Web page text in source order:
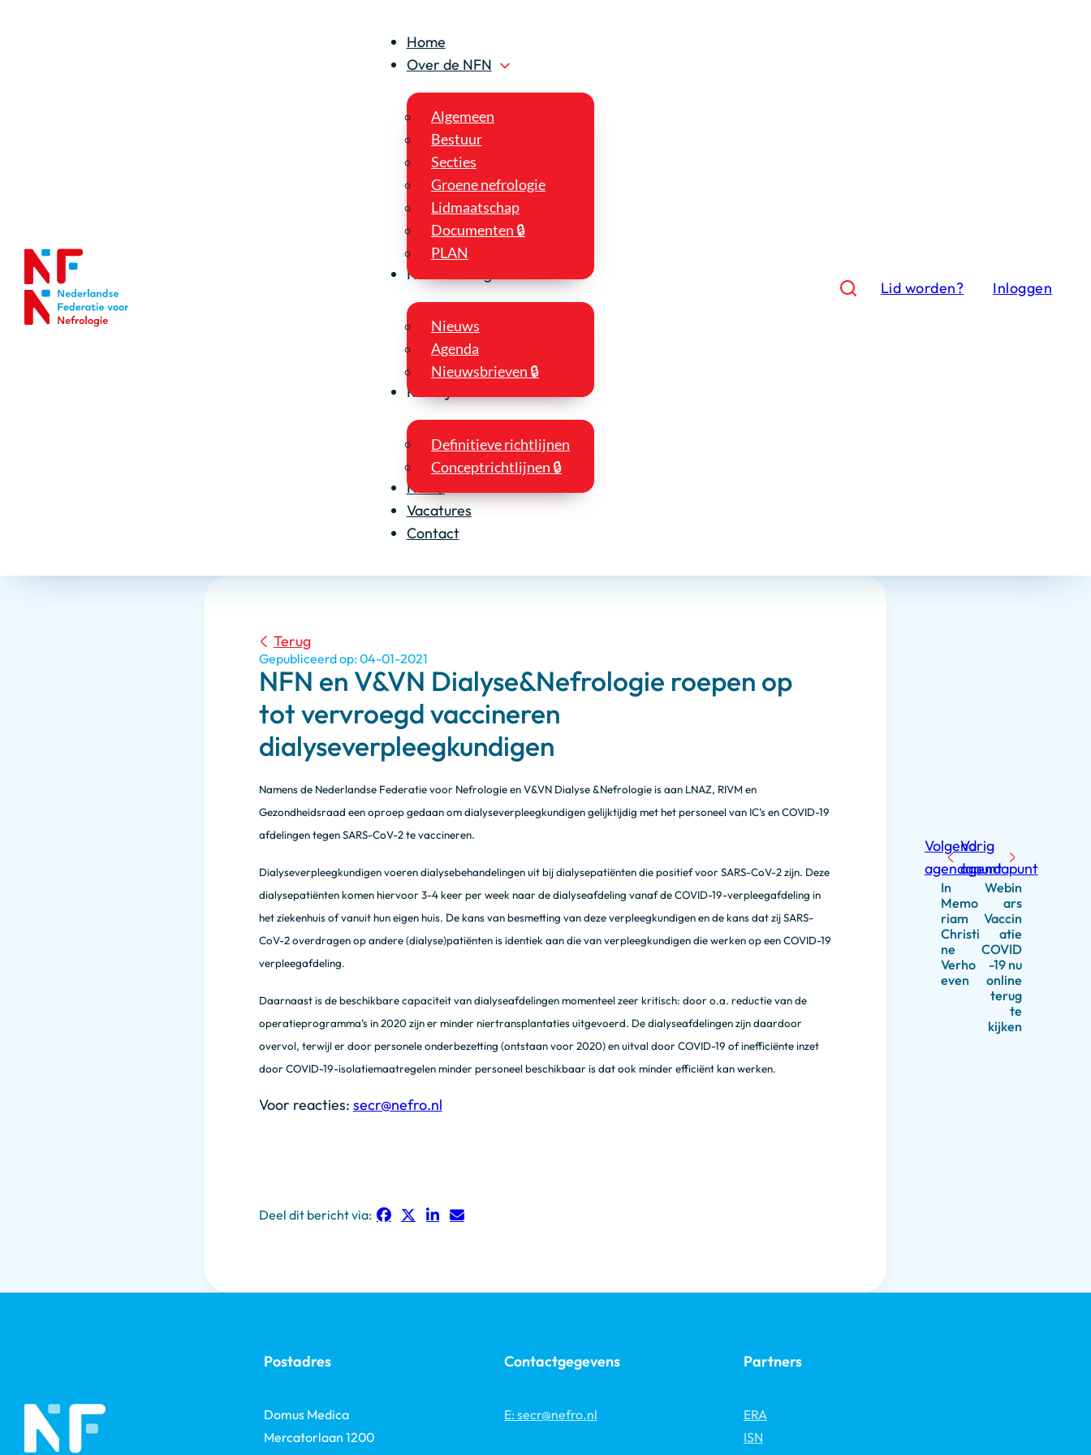
Home
Over de NFN
Algemeen
Bestuur
Secties
Groene nefrologie
Lidmaatschap
Documenten 🔒
PLAN
Nieuws en Agenda
Nieuws
Agenda
Nieuwsbrieven 🔒
Richtlijnen
Definitieve richtlijnen
Conceptrichtlijnen 🔒
NIO 🔒
Vacatures
Contact
Lid worden? Inloggen
Terug
Gepubliceerd op: 04-01-2021
NFN en V&VN Dialyse&Nefrologie roepen op
tot vervroegd vaccineren
dialyseverpleegkundigen
Namens de Nederlandse Federatie voor Nefrologie en V&VN Dialyse &Nefrologie is aan LNAZ, RIVM en
Gezondheidsraad een oproep gedaan om dialyseverpleegkundigen gelijktijdig met het personeel van IC’s en COVID-19
afdelingen tegen SARS-CoV-2 te vaccineren.
Dialyseverpleegkundigen voeren dialysebehandelingen uit bij dialysepatiënten die positief voor SARS-CoV-2 zijn. Deze
dialysepatiënten komen hiervoor 3-4 keer per week naar de dialyseafdeling vanaf de COVID-19-verpleegafdeling in
het ziekenhuis of vanuit hun eigen huis. De kans van besmetting van deze verpleegkundigen en de kans dat zij SARS-
CoV-2 overdragen op andere (dialyse)patiënten is identiek aan die van verpleegkundigen die werken op een COVID-19
verpleegafdeling.
Daarnaast is de beschikbare capaciteit van dialyseafdelingen momenteel zeer kritisch: door o.a. reductie van de
operatieprogramma’s in 2020 zijn er minder niertransplantaties uitgevoerd. De dialyseafdelingen zijn daardoor
overvol, terwijl er door personele onderbezetting (ontstaan voor 2020) en uitval door COVID-19 of inefficiënte inzet
door COVID-19-isolatiemaatregelen minder personeel beschikbaar is dat ook minder efficiënt kan werken.
Voor reacties: secr@nefro.nl
Deel dit bericht via:
Vorig
agendapunt
In
Memo
riam
Christi
ne
Verho
even
Volgend
agendapunt
Webin
ars
Vaccin
atie
COVID
-19 nu
online
terug
te
kijken
Postadres
Domus Medica
Mercatorlaan 1200
Contactgegevens
E: secr@nefro.nl
Partners
ERA
ISN